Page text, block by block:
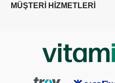
MÜŞTERİ HİZMETLERİ